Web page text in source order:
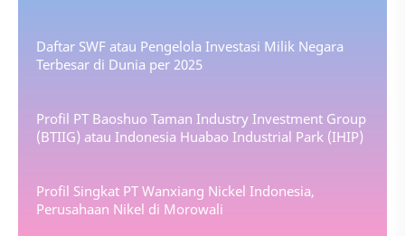
Daftar SWF atau Pengelola Investasi Milik Negara
Terbesar di Dunia per 2025
Profil PT Baoshuo Taman Industry Investment Group
(BTIIG) atau Indonesia Huabao Industrial Park (IHIP)
Profil Singkat PT Wanxiang Nickel Indonesia,
Perusahaan Nikel di Morowali